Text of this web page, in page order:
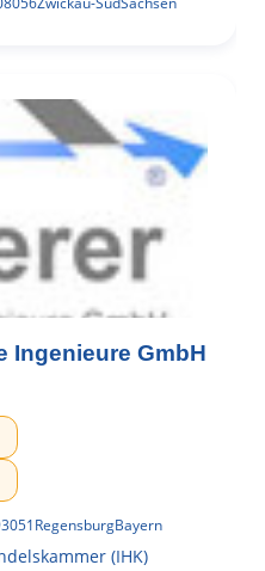
Ingenieure GmbH
RegensburgBayern
(IHK)